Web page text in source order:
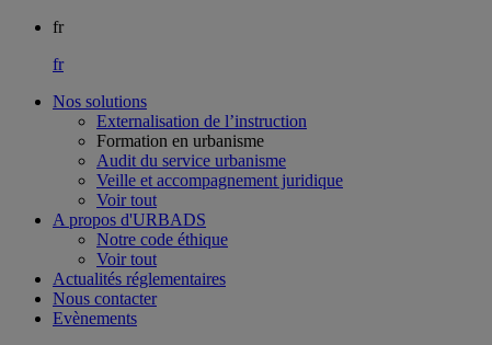
fr
fr
Nos solutions
Externalisation de l’instruction
Formation en urbanisme
Audit du service urbanisme
Veille et accompagnement juridique
Voir tout
A propos d'URBADS
Notre code éthique
Voir tout
Actualités réglementaires
Nous contacter
Evènements